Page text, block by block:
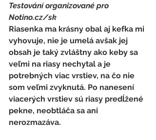
Testování organizované pro
Notino.cz/sk
Riasenka ma krásny obal aj kefka mi
vyhovuje, nie je umelá avšak jej
obsah je taký zvláštny ako keby sa
veľmi na riasy nechytal a je
potrebných viac vrstiev, na čo nie
som veľmi zvyknutá. Po nanesení
viacerých vrstiev sú riasy predĺžené
pekne, neobtláča sa ani
nerozmazáva.